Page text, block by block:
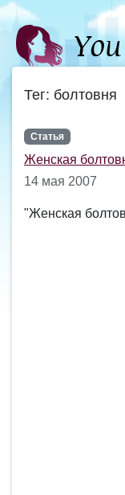
Тег: болтовня
Статья
Женская
14 мая 2007
"Женская